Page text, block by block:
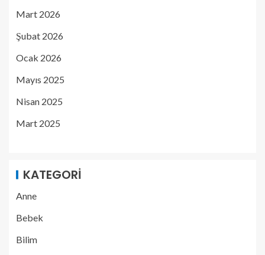
Mart 2026
Şubat 2026
Ocak 2026
Mayıs 2025
Nisan 2025
Mart 2025
KATEGORI
Anne
Bebek
Bilim